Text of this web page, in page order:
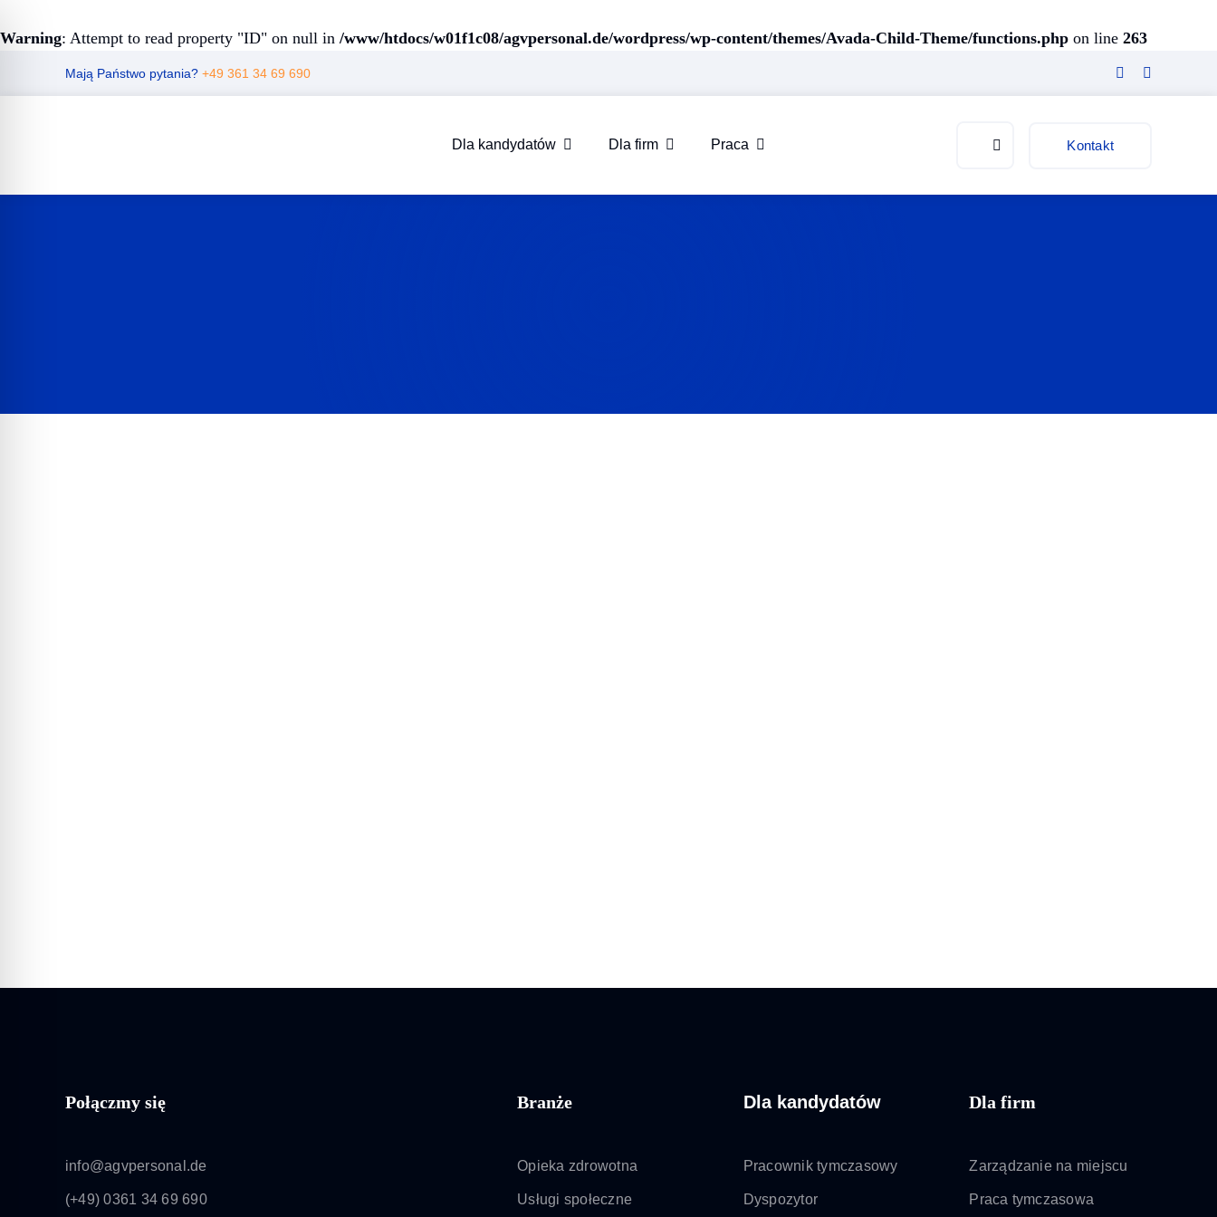
Warning: Attempt to read property "ID" on null in /www/htdocs/w01f1c08/agvpersonal.de/wordpress/wp-content/themes/Avada-Child-Theme/functions.php on line 263
Mają Państwo pytania? +49 361 34 69 690
Dla kandydatów Dla firm Praca Kontakt
Połączmy się
info@agvpersonal.de
(+49) 0361 34 69 690
Branże
Opieka zdrowotna
Usługi społeczne
Dla kandydatów
Pracownik tymczasowy
Dyspozytor
Dla firm
Zarządzanie na miejscu
Praca tymczasowa